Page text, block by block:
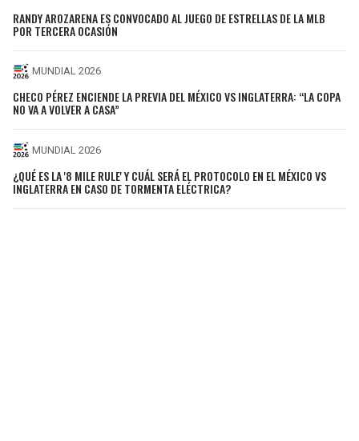
RANDY AROZARENA ES CONVOCADO AL JUEGO DE ESTRELLAS DE LA MLB
POR TERCERA OCASIÓN
MUNDIAL 2026
CHECO PÉREZ ENCIENDE LA PREVIA DEL MÉXICO VS INGLATERRA: “LA COPA
NO VA A VOLVER A CASA”
MUNDIAL 2026
¿QUÉ ES LA '8 MILE RULE' Y CUÁL SERÁ EL PROTOCOLO EN EL MÉXICO VS
INGLATERRA EN CASO DE TORMENTA ELÉCTRICA?